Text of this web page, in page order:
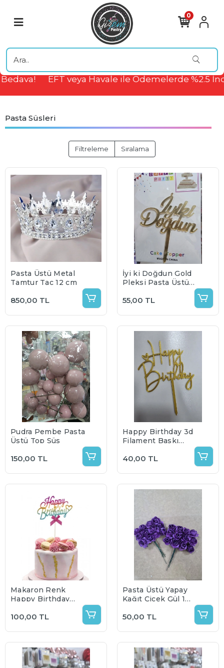
EFT veya Havale ile Ödemelerde %2.5
0
Pasta Süsleri
Filtreleme Sıralama
Pasta Üstü Metal
Tamtur Taç 12 cm
850,00 TL
İyi ki Doğdun Gold
Pleksi Pasta Üstü
55,00 TL
Pudra Pembe Pasta
Üstü Top Süs
150,00 TL
Happy Birthday 3d
Filament Baskı
Çubuklu Pasta Üstü
Süs Renk Seçenekli
40,00 TL
Makaron Renk
Happy Birthday
Pasta Üstü Çubuklu
Süs
100,00 TL
Pasta Üstü Yapay
Kağıt Çiçek Gül 1
(Renk Seçenekli)
50,00 TL